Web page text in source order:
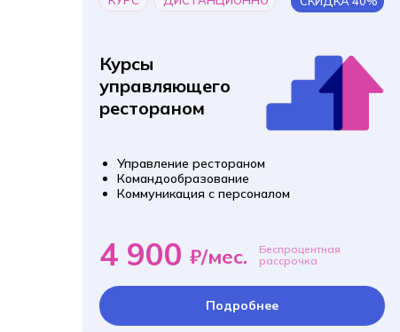
Курсы
управляющего
рестораном
Управление рестораном
Командообразование
Коммуникация с персоналом
Подробнее
4 900
Беспроцентная
рассрочка
₽/мес.